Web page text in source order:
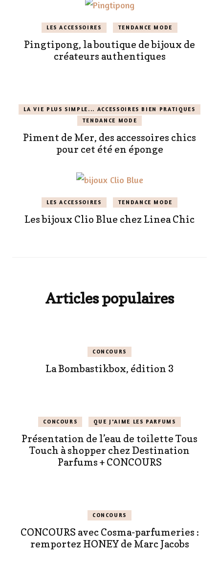
LES ACCESSOIRES TENDANCE MODE
Pingtipong, la boutique de bijoux de
créateurs authentiques
LA VIE PLUS SIMPLE... ACCESSOIRES BIEN PRATIQUES
TENDANCE MODE
Piment de Mer, des accessoires chics
pour cet été en éponge
LES ACCESSOIRES TENDANCE MODE
Les bijoux Clio Blue chez Linea Chic
Articles populaires
CONCOURS
La Bombastikbox, édition 3
CONCOURS QUE J'AIME LES PARFUMS
Présentation de l’eau de toilette Tous
Touch à shopper chez Destination
Parfums + CONCOURS
CONCOURS
CONCOURS avec Cosma-parfumeries :
remportez HONEY de Marc Jacobs